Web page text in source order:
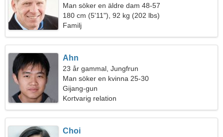
Man söker en äldre dam 48-57
180 cm (5'11"), 92 kg (202 lbs)
Familj
Ahn
23 år gammal, Jungfrun
Man söker en kvinna 25-30
Gijang-gun
Kortvarig relation
Choi